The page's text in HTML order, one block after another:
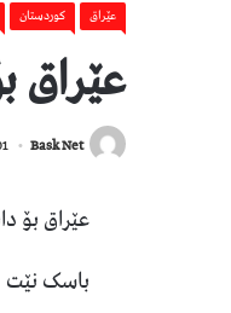
عێراق كوردستان
عێراق
Bask Net
عێراق بۆ
باسک نێت